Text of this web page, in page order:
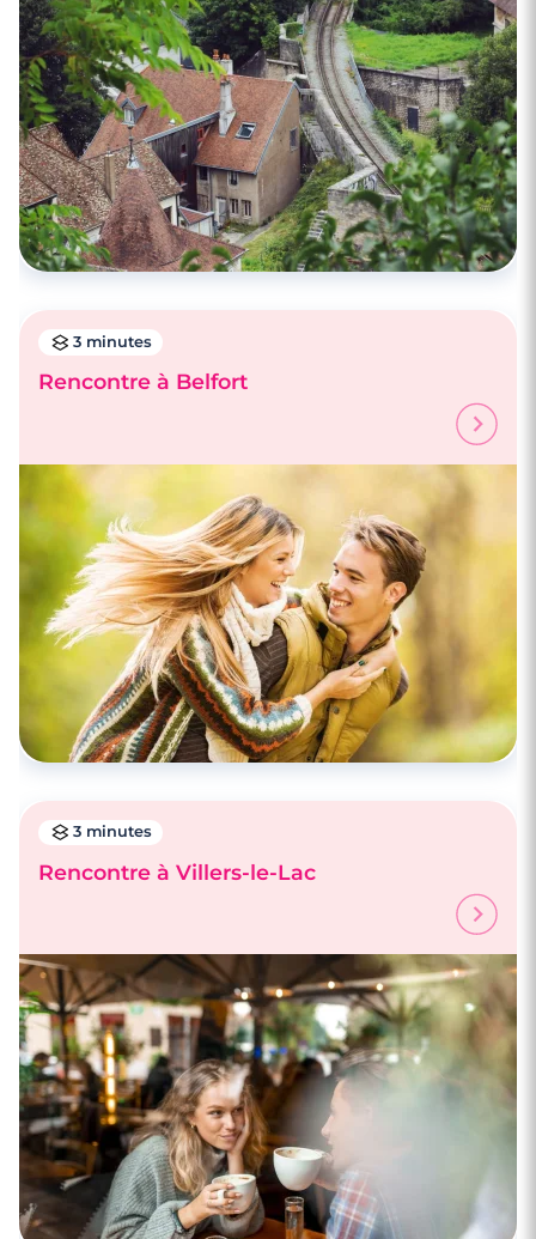
3 minutes
Rencontre à Belfort
3 minutes
Rencontre à Villers-le-Lac